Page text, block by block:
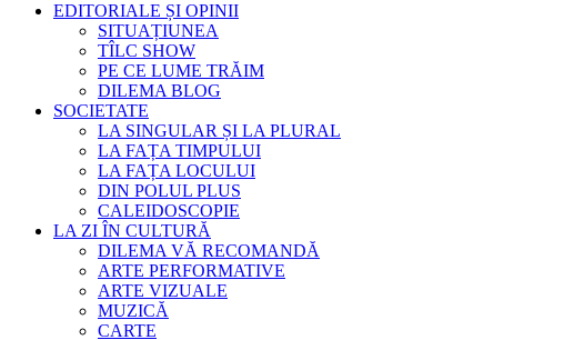
EDITORIALE ȘI OPINII
SITUAȚIUNEA
TÎLC SHOW
PE CE LUME TRĂIM
DILEMA BLOG
SOCIETATE
LA SINGULAR ȘI LA PLURAL
LA FAȚA TIMPULUI
LA FAȚA LOCULUI
DIN POLUL PLUS
CALEIDOSCOPIE
LA ZI ÎN CULTURĂ
DILEMA VĂ RECOMANDĂ
ARTE PERFORMATIVE
ARTE VIZUALE
MUZICĂ
CARTE